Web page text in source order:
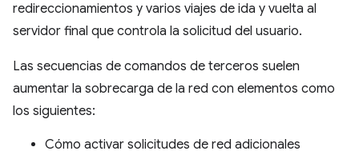
redireccionamientos y varios viajes de ida y vuelta al
servidor final que controla la solicitud del usuario.
Las secuencias de comandos de terceros suelen
aumentar la sobrecarga de la red con elementos como
los siguientes:
Cómo activar solicitudes de red adicionales